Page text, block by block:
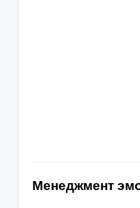
Менеджмент